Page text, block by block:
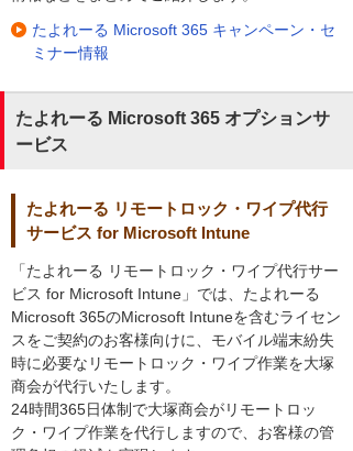
たよれーる Microsoft 365 キャンペーン・セ
ミナー情報
たよれーる Microsoft 365 オプションサ
ービス
たよれーる リモートロック・ワイプ代行
サービス for Microsoft Intune
「たよれーる リモートロック・ワイプ代行サー
ビス for Microsoft Intune」では、たよれーる
Microsoft 365のMicrosoft Intuneを含むライセン
スをご契約のお客様向けに、モバイル端末紛失
時に必要なリモートロック・ワイプ作業を大塚
商会が代行いたします。
24時間365日体制で大塚商会がリモートロッ
ク・ワイプ作業を代行しますので、お客様の管